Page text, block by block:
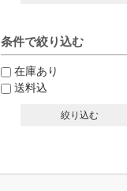
条件で絞り込む
在庫あり
送料込
絞り込む